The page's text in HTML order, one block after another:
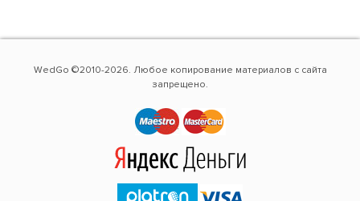
WedGo ©2010-2026. Любое копирование материалов с сайта
запрещено.